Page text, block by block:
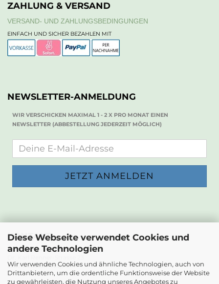
Diese Webseite verwendet Cookies und
andere Technologien
Wir verwenden Cookies und ähnliche Technologien, auch von
Drittanbietern, um die ordentliche Funktionsweise der Website
zu gewährleisten, die Nutzung unseres Angebotes zu
ZAHLUNG & VERSAND
VERSAND- UND ZAHLUNGSBEDINGUNGEN
EINFACH UND SICHER BEZAHLEN MIT
NEWSLETTER-ANMELDUNG
WIR VERSCHICKEN MAXIMAL 1 - 2 X PRO MONAT EINEN
NEWSLETTER (ABBESTELLUNG JEDERZEIT MÖGLICH)
KONTAKT
Die Papierwerkstatt
2232 Deutsch-Wagram
Email: info@diepapierwerkstatt.at